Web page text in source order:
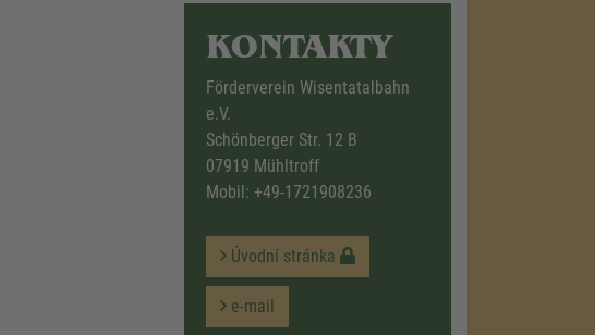
KONTAKTY
Förderverein Wisentatalbahn
e.V.
Schönberger Str. 12 B
07919 Mühltroff
Mobil: +49-1721908236
Úvodní stránka
e-mail